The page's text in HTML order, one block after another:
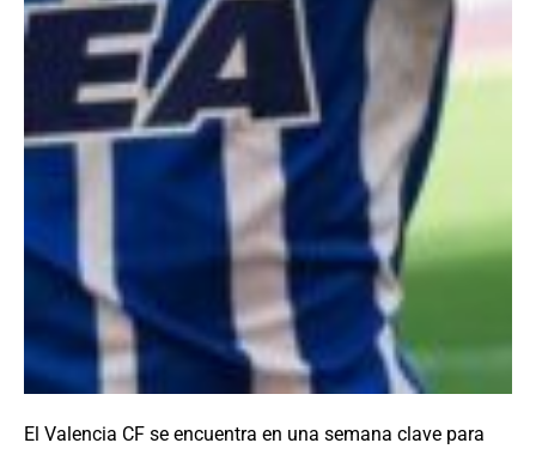
El Valencia CF se encuentra en una semana clave para